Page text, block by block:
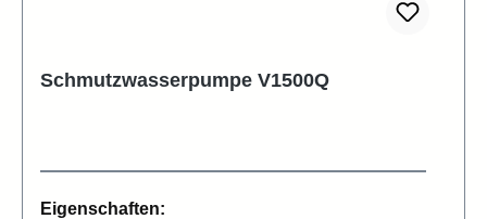
Schmutzwasserpumpe V1500Q
Eigenschaften: